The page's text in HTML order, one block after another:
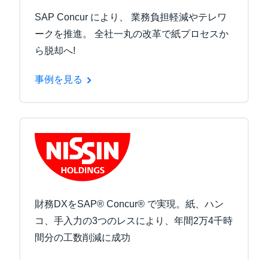
SAP Concur により、 業務負担軽減やテレワ
ークを推進。 全社一丸の改革で紙プロセスか
ら脱却へ!
事例を見る
財務DXをSAP® Concur® で実現。紙、ハン
コ、手入力の3つのレスにより、年間2万4千時
間分の工数削減に成功